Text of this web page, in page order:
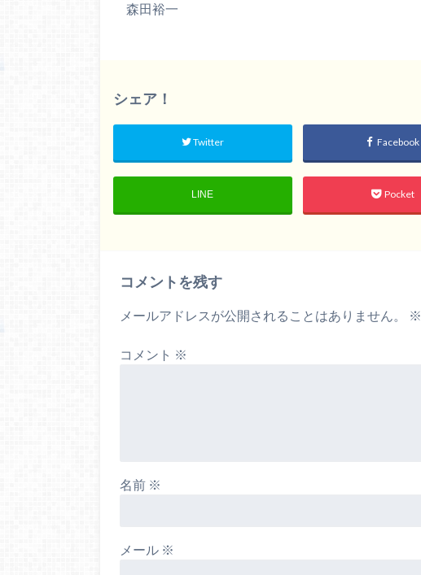
森田裕一
シェア！
Twitter Facebook
LINE Pocket
コメントを残す
メールアドレスが公開されることはありません。 ※
コメント ※
名前 ※
メール ※